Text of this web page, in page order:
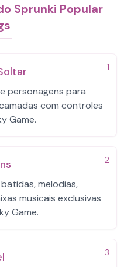
Sprunki Popular
1
personagens para
com controles
Game.
2
melodias,
musicais exclusivas
Game.
3